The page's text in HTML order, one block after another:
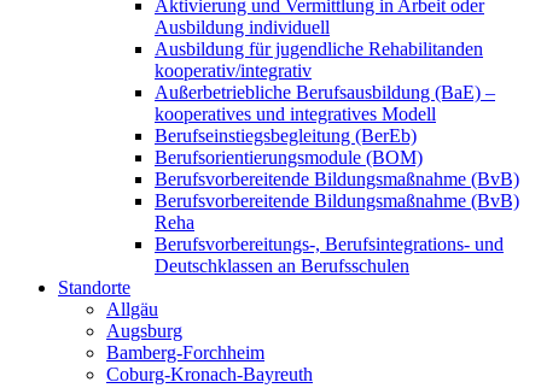
Aktivierung und Vermittlung in Arbeit oder
Ausbildung individuell
Ausbildung für jugendliche Rehabilitanden
kooperativ/integrativ
Außerbetriebliche Berufsausbildung (BaE) –
kooperatives und integratives Modell
Berufseinstiegsbegleitung (BerEb)
Berufsorientierungsmodule (BOM)
Berufsvorbereitende Bildungsmaßnahme (BvB)
Berufsvorbereitende Bildungsmaßnahme (BvB)
Reha
Berufsvorbereitungs-, Berufsintegrations- und
Deutschklassen an Berufsschulen
Standorte
Allgäu
Augsburg
Bamberg-Forchheim
Coburg-Kronach-Bayreuth